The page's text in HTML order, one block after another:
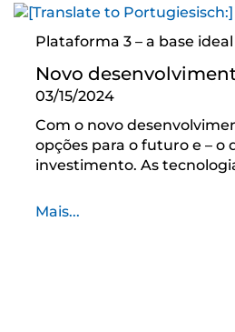
Plataforma 3 – a base ideal
Novo
03/15/2024
Com o novo
opções para o futuro e – o
investimento. As
Mais...